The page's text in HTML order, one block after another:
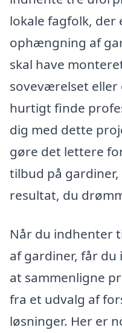
lokale fagfolk, der
ophængning af
skal have
soveværelset eller
hurtigt finde
dig med dette
gøre det lettere
tilbud på gardiner,
resultat, du
Når du indhenter
af gardiner, får
at sammenligne
fra et udvalg af
løsninger. Her er